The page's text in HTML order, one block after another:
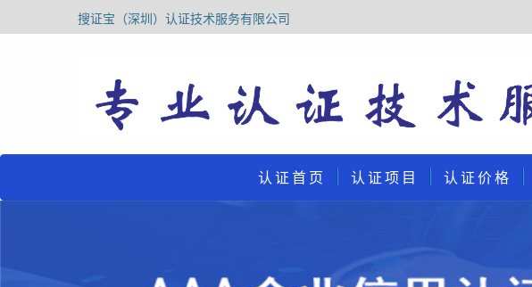
搜证宝（深圳）认证技术服务有限公司
认证首页 认证项目 认证价格